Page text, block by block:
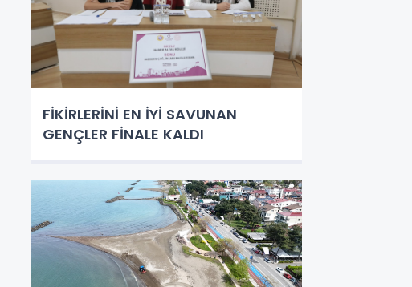
FİKİRLERİNİ EN İYİ SAVUNAN
GENÇLER FİNALE KALDI